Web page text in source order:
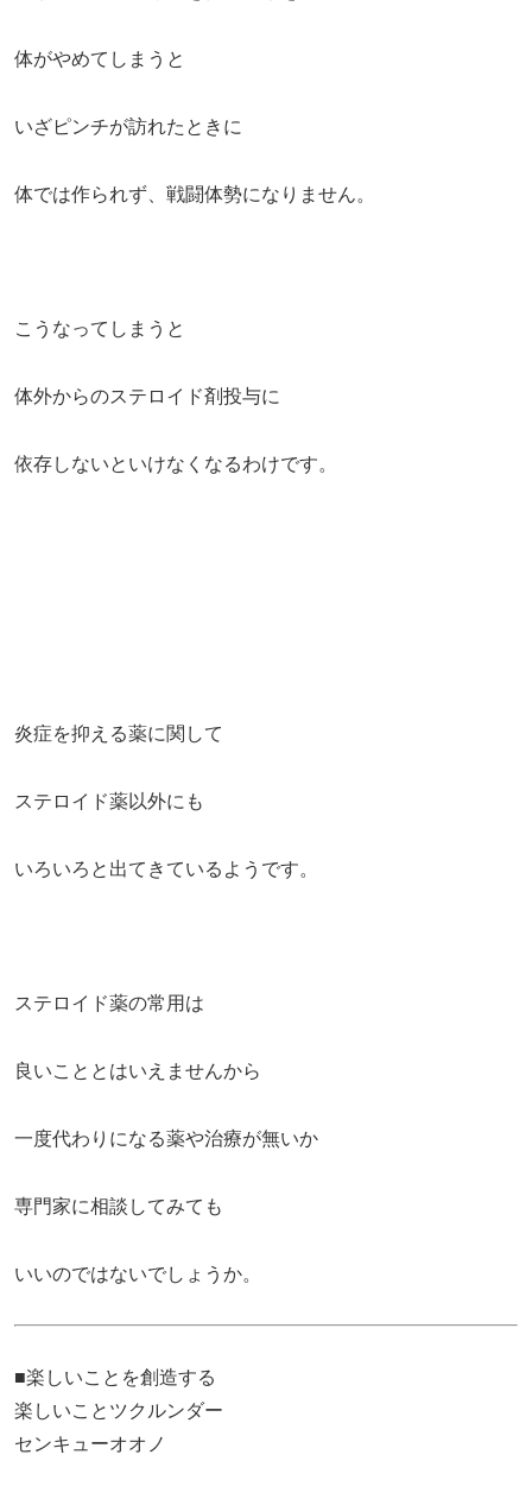
体がやめてしまうと
いざピンチが訪れたときに
体では作られず、戦闘体勢になりません。
こうなってしまうと
体外からのステロイド剤投与に
依存しないといけなくなるわけです。
炎症を抑える薬に関して
ステロイド薬以外にも
いろいろと出てきているようです。
ステロイド薬の常用は
良いこととはいえませんから
一度代わりになる薬や治療が無いか
専門家に相談してみても
いいのではないでしょうか。
■楽しいことを創造する
楽しいことツクルンダー
センキューオオノ